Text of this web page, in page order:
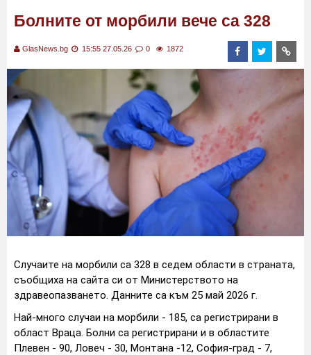
Болните от морбили вече са 328
GlasNews.bg 15:55 27.05.26 0 1872
Случаите на морбили са 328 в седем области в страната,
съобщиха на сайта си от Министерството на
здравеопазването. Данните са към 25 май 2026 г.
Най-много случаи на морбили - 185, са регистрирани в
област Враца. Болни са регистрирани и в областите
Плевен - 90, Ловеч - 30, Монтана -12, София-град - 7,